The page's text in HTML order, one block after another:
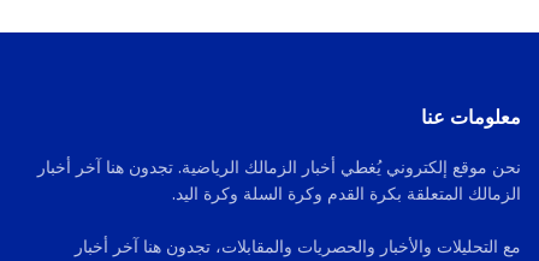
معلومات عنا
نحن موقع إلكتروني يُغطي أخبار الزمالك الرياضية. تجدون هنا آخر أخبار
الزمالك المتعلقة بكرة القدم وكرة السلة وكرة اليد.
مع التحليلات والأخبار والحصريات والمقابلات، تجدون هنا آخر أخبار